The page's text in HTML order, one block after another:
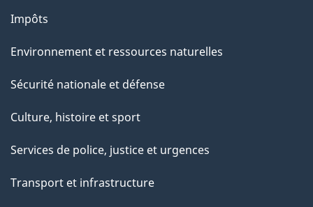
g
e
Impôts
Environnement et ressources naturelles
Sécurité nationale et défense
Culture, histoire et sport
Services de police, justice et urgences
Transport et infrastructure